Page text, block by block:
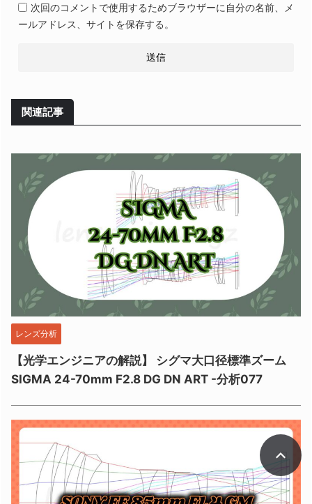
次回のコメントで使用するためブラウザーに自分の名前、メ
ールアドレス、サイトを保存する。
関連記事
レンズ分析
【光学エンジニアの解説】 シグマ大口径標準ズーム
SIGMA 24-70mm F2.8 DG DN ART -分析077